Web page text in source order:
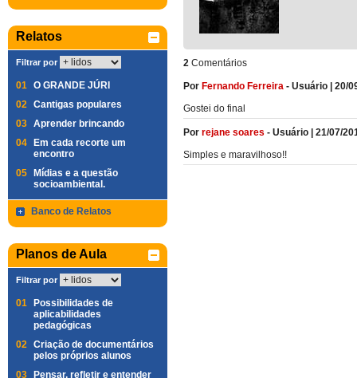
Relatos
Filtrar por
01 O GRANDE JÚRI
02 Cantigas populares
03 Aprender brincando
04
Em cada recorte um
encontro
05
Mídias e a questão
socioambiental.
Banco de Relatos
Planos de Aula
Filtrar por
01
Possibilidades de
aplicabilidades
pedagógicas
02 Criação de documentários
pelos próprios alunos
03
Pensar, refletir e entender
2 Comentários
Por Fernando Ferreira - Usuário
20/
Gostei do final
Por rejane soares - Usuário
21/07/
Simples e maravilhoso!!